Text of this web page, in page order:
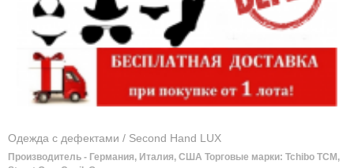
Одежда c дефектами / Second Hand LUX
Производитель - Германия, Италия, США Торговые марки: Tchibo TCM,